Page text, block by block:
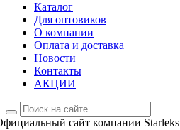
Каталог
Для оптовиков
О компании
Оплата и доставка
Новости
Контакты
АКЦИИ
сайт компании Starleks